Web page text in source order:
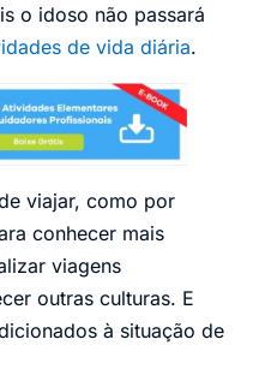
o idoso não passará
de vida diária.
viajar, como por
conhecer mais
viagens
outras culturas. E
à situação de